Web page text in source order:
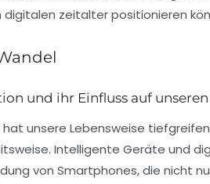
und ihr Einfluss auf
hat unsere Lebensweise
Intelligente Geräte und
von Smartphones, die nicht